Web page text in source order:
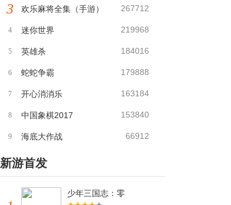
3 欢乐麻将全集（手游） 267712
4 迷你世界 219968
5 英雄杀 184016
6 蛇蛇争霸 179888
7 开心消消乐 163184
8 中国象棋2017 153840
9 海底大作战 66912
新游首发
少年三国志：零